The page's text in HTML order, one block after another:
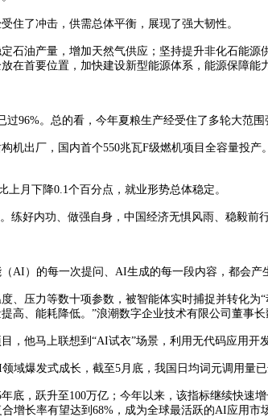
了冲击，供需总体平衡，展现了强大韧性。
油产量，增加天然气供应；坚持提升非化石能源
首要位置，加快建设新型能源体系，能源保障能
。总的看，今年夏粮生产经受住了多轮大范围
出厂，国内首个550兆瓦F级燃机项目全容量投产
月下降0.1个百分点，就业形势总体稳定。
好内功、做强自身，中国经济无惧风雨、稳毅前行
）的每一次提问、AI生成的每一段内容，都会产
压力等数十项参数，被智能体实时捕捉并转化为
高、能耗降低。”浪潮数字企业技术有限公司董事长
他马上联想到“AI试衣”场景，利用无代码应用开
爆发式成长，截至5月底，我国日均词元调用量已
，跃升至100万亿；今年以来，该指标继续快速
增长率有望达到68%，成为全球最活跃的AI应用市